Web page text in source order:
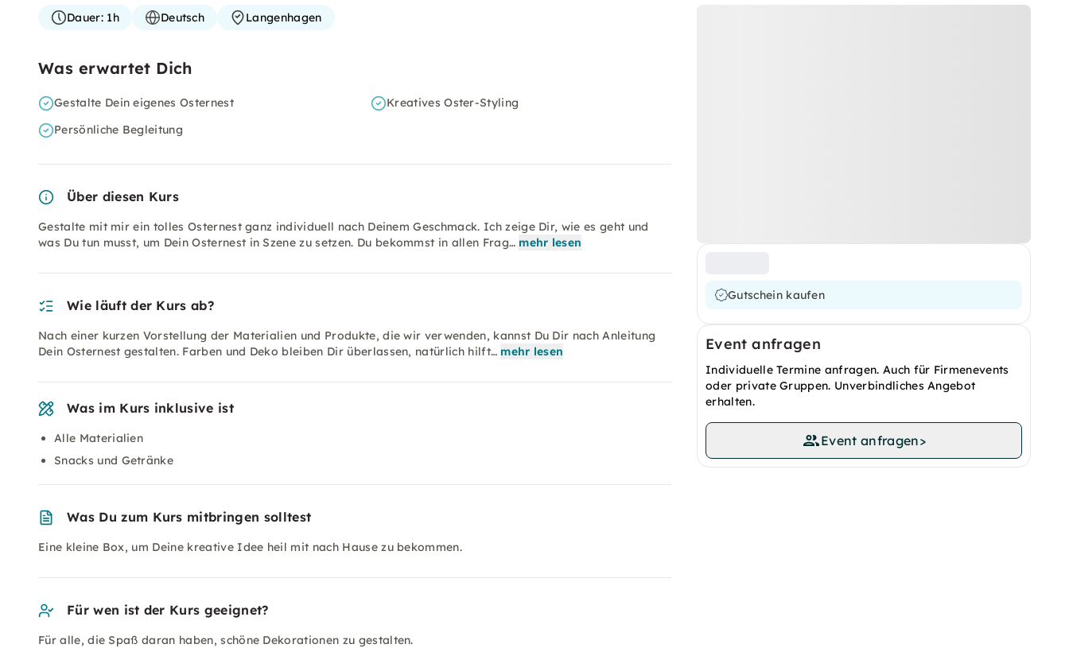
Gutschein kaufen
Event anfragen
Individuelle Termine anfragen. Auch für Firmenevents
oder private Gruppen. Unverbindliches Angebot
erhalten.
Event anfragen>
Dauer:1h Deutsch Langenhagen
Was erwartet Dich
Gestalte Dein eigenes Osternest
Kreatives Oster-Styling
Persönliche Begleitung
Über diesen Kurs
Gestalte mit mir ein tolles Osternest ganz individuell nach Deinem Geschmack. Ich zeige Dir, wie es geht und
was Du tun musst, um Dein Osternest in Szene zu setzen. Du bekommst in allen Frag… mehr lesen
Wie läuft der Kurs ab?
Nach einer kurzen Vorstellung der Materialien und Produkte, die wir verwenden, kannst Du Dir nach Anleitung
Dein Osternest gestalten. Farben und Deko bleiben Dir überlassen, natürlich hilft… mehr lesen
Was im Kurs inklusive ist
Alle Materialien
Snacks und Getränke
Was Du zum Kurs mitbringen solltest
Eine kleine Box, um Deine kreative Idee heil mit nach Hause zu bekommen.
Für wen ist der Kurs geeignet?
Für alle, die Spaß daran haben, schöne Dekorationen zu gestalten.